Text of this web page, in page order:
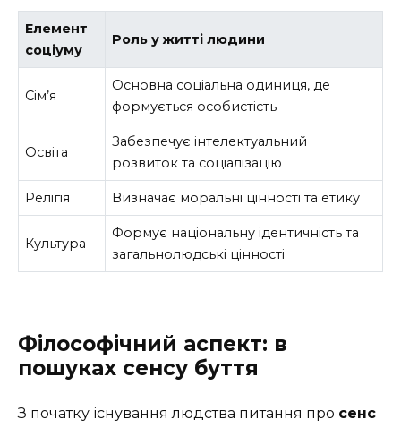
Елемент
соціуму
Роль у житті людини
Сім’я
Основна соціальна одиниця, де
формується особистість
Освіта
Забезпечує інтелектуальний
розвиток та соціалізацію
Релігія Визначає моральні цінності та етику
Культура
Формує національну ідентичність та
загальнолюдські цінності
Філософічний аспект: в
пошуках сенсу буття
З початку існування людства питання про сенс